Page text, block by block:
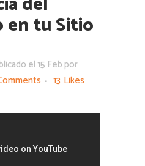
en tu Sitio
el 15 Feb por
13 Likes